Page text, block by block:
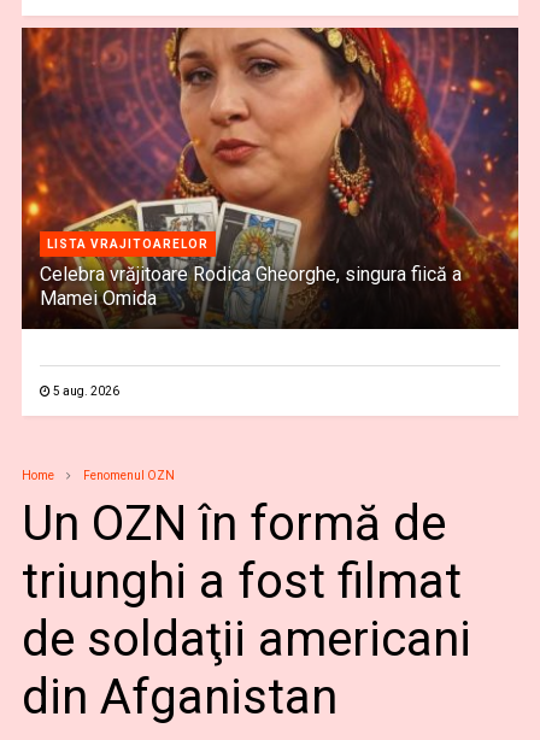
LISTA VRAJITOARELOR
Celebra vrăjitoare Rodica Gheorghe, singura fiică a
Mamei Omida
5 aug. 2026
Home Fenomenul OZN
Un OZN în formă de
triunghi a fost filmat
de soldaţii americani
din Afganistan